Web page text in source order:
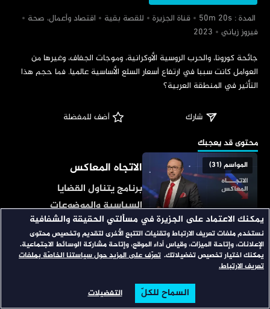
تصفح
‏ المدة : 50m 20s
‏قناة الجزيرة ‏للقصة بقية
‏اقتصاد وأعمال، صحة
‏فيروز زياني
التأثير في المنطقة العربية؟
شارك
أضف للمفضلة
‏محتوى قد يعجبك
المواسم (31) الاتجاه المعاكس
برنامج يتناول القضايا
السياسية والموضوعات
الخلافية والجدلية الساخنة.
يستضيف في كل حلقة
ضيفين على طرفي نقيض
وجهات متضاربة تكون أحيانا
المواسم (9) سيناريوهات
يبحث في السيناريوهات
والدولية؛ بقراءة المعطيات
يمكنك الاعتماد على الجزيرة في مسألتي الحقيقة والشفافية
نستخدم ملفات تعريف الارتباط وتقنيات التتبع الأخرى لتقديم وتخصيص محتوى
الإعلانات، وإتاحة الميزات، وقياس أداء الموقع، وإتاحة مشاركة الوسائط الاجتماعية.
يمكنك اختيار تخصيص تفضيلاتك. تعرّف على المزيد حول سياستنا الخاصّة بملفات
تعريف الارتباط.
التفضيلات السماح للكلّ